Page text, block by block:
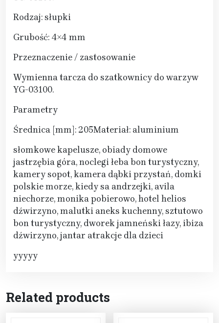
Rodzaj: słupki
Grubość: 4×4 mm
Przeznaczenie / zastosowanie
Wymienna tarcza do szatkownicy do warzyw
YG-03100.
Parametry
Średnica [mm]: 205Materiał: aluminium
słomkowe kapelusze, obiady domowe
jastrzębia góra, noclegi łeba bon turystyczny,
kamery sopot, kamera dąbki przystań, domki
polskie morze, kiedy sa andrzejki, avila
niechorze, monika pobierowo, hotel helios
dźwirzyno, malutki aneks kuchenny, sztutowo
bon turystyczny, dworek jamneński łazy, ibiza
dźwirzyno, jantar atrakcje dla dzieci
yyyyy
Related products